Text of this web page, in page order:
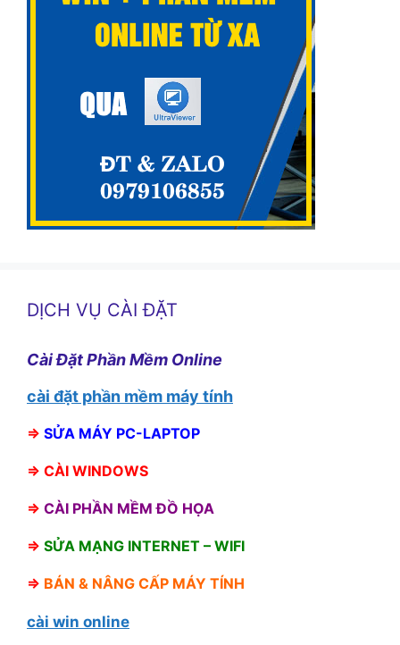
DỊCH VỤ CÀI ĐẶT
Cài Đặt Phần Mềm Online
cài đặt phần mềm máy tính
⇒ SỬA MÁY PC-LAPTOP
⇒ CÀI WINDOWS
⇒ CÀI PHẦN MỀM ĐỒ HỌA
⇒ SỬA MẠNG INTERNET – WIFI
⇒ BÁN & NÂNG CẤP MÁY TÍNH
cài win online